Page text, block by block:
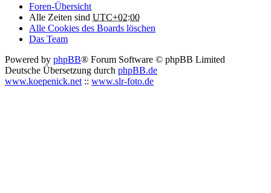
Foren-Übersicht
Alle Zeiten sind UTC+02:00
Alle Cookies des Boards löschen
Das Team
Powered by phpBB® Forum Software © phpBB Limited
Deutsche Übersetzung durch phpBB.de
www.koepenick.net :: www.slr-foto.de